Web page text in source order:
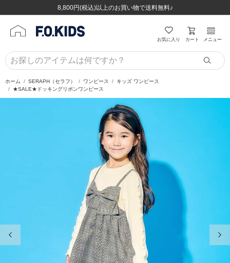
8,800円(税込)以上のお買い物で送料無料♪
ほぼ全品半額！！8/12(水)お昼12:59まで！！
8,800円(税込)以上のお買い物で送料無料♪
ほぼ全品半額！！8/12(水)お昼12:59まで！！
お気に入り カート メニュー
ホーム SERAPH（セラフ） ワンピース
キッズ ワンピース
★SALE★ドッキングリボンワンピース